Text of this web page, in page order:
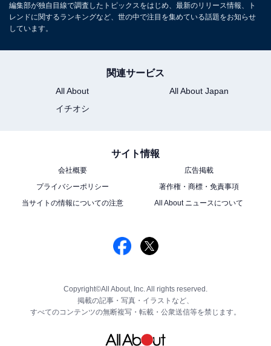
編集部が独自目線で調査したトピックスをはじめ、最新のリリース情報、ト
レンドに関するランキングなど、世の中で注目を集めている話題をお知らせ
しています。
関連サービス
All About
All About Japan
イチオシ
サイト情報
会社概要
広告掲載
プライバシーポリシー
著作権・商標・免責事項
当サイトの情報についての注意
All About ニュースについて
Copyright©All About, Inc. All rights reserved.
掲載の記事・写真・イラストなど、
すべてのコンテンツの無断複写・転載・公衆送信等を禁じます。